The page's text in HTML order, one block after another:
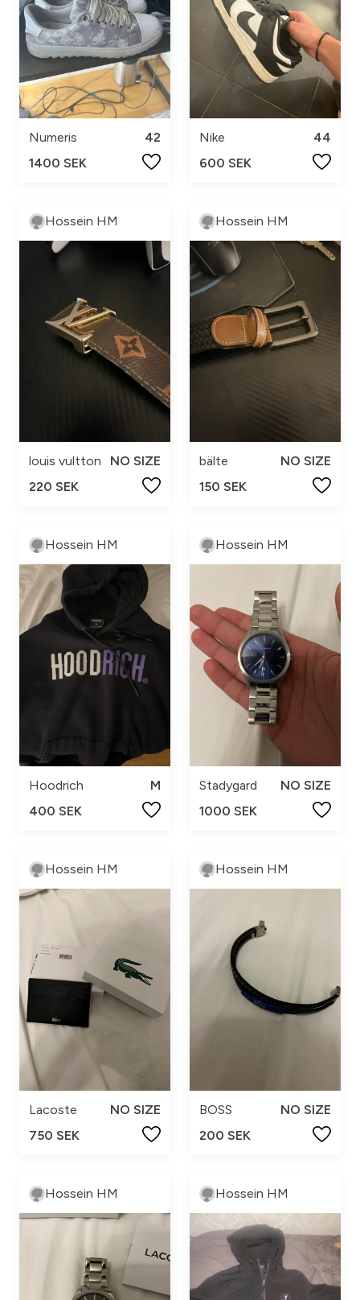
Numeris
42
1400 SEK
Nike
44
600 SEK
Hossein HM
louis vultton
NO SIZE
220 SEK
Hossein HM
bälte
NO SIZE
150 SEK
Hossein HM
Hoodrich
M
400 SEK
Hossein HM
Stadygard
NO SIZE
1000 SEK
Hossein HM
Lacoste
NO SIZE
750 SEK
Hossein HM
BOSS
NO SIZE
200 SEK
Hossein HM Hossein HM